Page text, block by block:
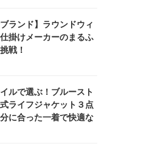
ブランド】ラウンドウィ
掛けメーカーのまるふ
戦！
ルで選ぶ！ブルースト
ライフジャケット３点
に合った一着で快適な